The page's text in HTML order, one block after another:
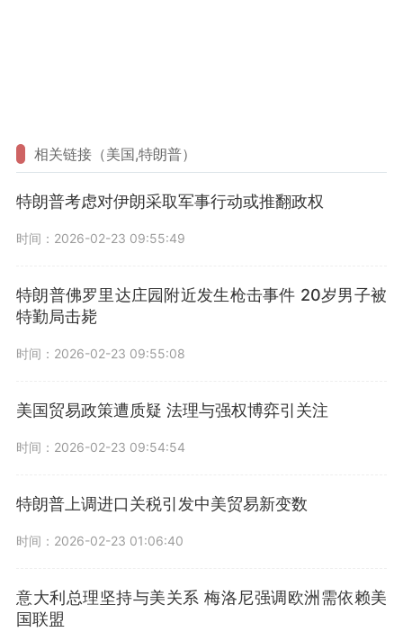
相关链接（美国,特朗普）
特朗普考虑对伊朗采取军事行动或推翻政权
时间：2026-02-23 09:55:49
特朗普佛罗里达庄园附近发生枪击事件 20岁男子被
特勤局击毙
时间：2026-02-23 09:55:08
美国贸易政策遭质疑 法理与强权博弈引关注
时间：2026-02-23 09:54:54
特朗普上调进口关税引发中美贸易新变数
时间：2026-02-23 01:06:40
意大利总理坚持与美关系 梅洛尼强调欧洲需依赖美
国联盟